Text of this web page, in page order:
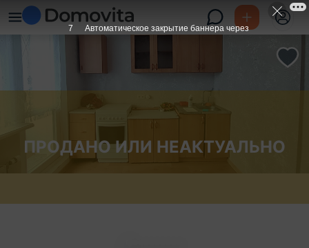
ПРОДАНО ИЛИ НЕАКТУАЛЬНО
6 Автоматическое закрытие баннера через